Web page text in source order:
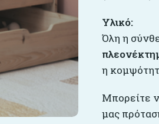
Υλικό:
Όλη η
η
Μπορείτε
μας